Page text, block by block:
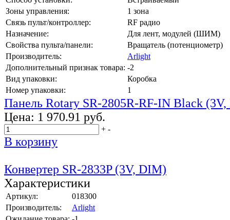
Зоны управления:
1 зона
Связь пульт/контроллер:
RF радио
Назначение:
Для лент, модулей (ШИМ)
Свойства пульта/панели:
Вращатель (потенциометр)
Производитель:
Arlight
Дополнительный признак товара: -2
Вид упаковки:
Коробка
Номер упаковки:
1
Панель Rotary SR-2805R-RF-IN Black
Цена: 1 970.91 руб.
+ -
В корзину
Конвертер SR-2833P (3V, DIM)
Характеристики
Артикул:
018300
Производитель:
Arlight